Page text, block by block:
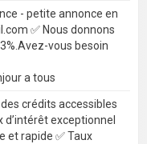
- petite annonce en
✅ Nous donnons
vous besoin
a tous
crédits accessibles
exceptionnel
et rapide ✅ Taux